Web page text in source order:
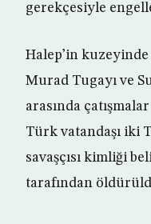
gerekçesiyle
Halep’in kuzeyinde
Murad Tugayı ve
arasında
Türk vatandaşı iki
savaşçısı kimliği
tarafından